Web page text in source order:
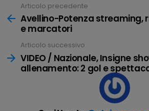
Leggi
tutto
Articolo precedente
Avellino-Potenza streaming,
e marcatori
Articolo successivo
VIDEO / Nazionale, Insigne
allenamento: 2 gol e